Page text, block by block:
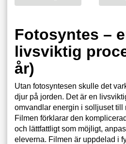
Fotosyntes –
livsviktig
år)
Utan fotosyntesen skulle det
djur på jorden. Det är en
omvandlar energin i solljuset till
Filmen förklarar den
och lättfattligt som möjligt,
eleverna. Filmen är uppdelad i